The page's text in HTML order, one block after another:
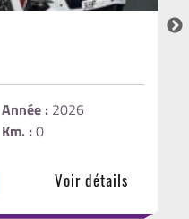
Année : 2026
Km. :0
Voir détails